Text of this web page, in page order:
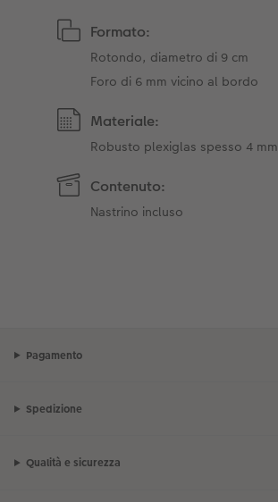
Formato:
Rotondo, diametro di 9 cm
Foro di 6 mm vicino al bordo
Materiale:
Robusto plexiglas spesso 4 mm
Contenuto:
Nastrino incluso
Pagamento
Spedizione
Qualità e sicurezza